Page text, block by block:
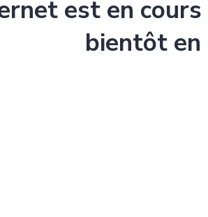
est en
bientôt en